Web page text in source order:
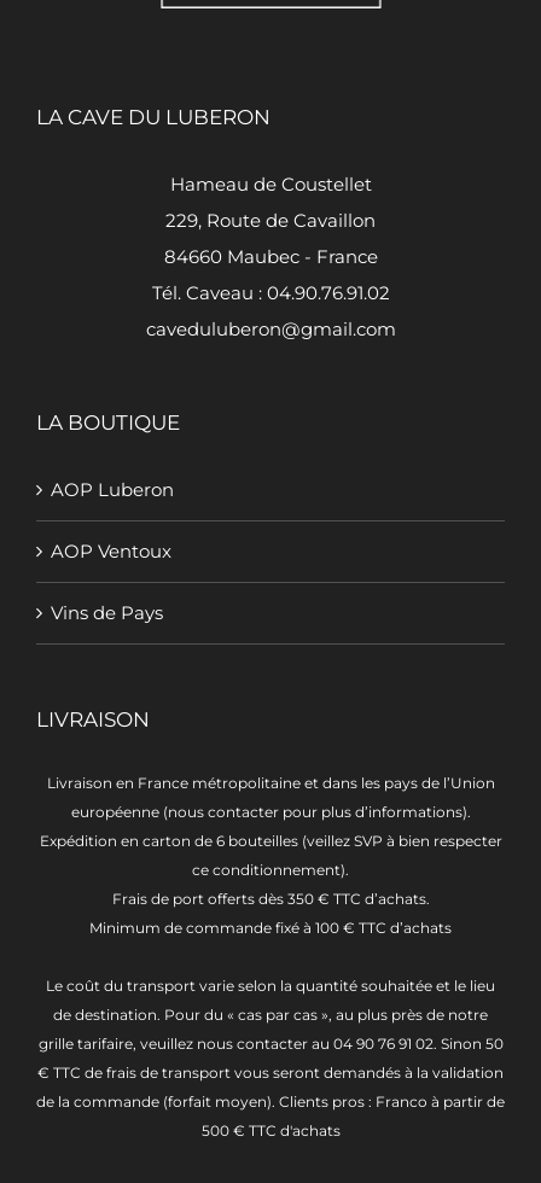
LA CAVE DU LUBERON
Hameau de Coustellet
229, Route de Cavaillon
84660 Maubec - France
Tél. Caveau : 04.90.76.91.02
caveduluberon@gmail.com
LA BOUTIQUE
AOP Luberon
AOP Ventoux
Vins de Pays
LIVRAISON
Livraison en France métropolitaine et dans les pays de l’Union
européenne (nous contacter pour plus d’informations).
Expédition en carton de 6 bouteilles (veillez SVP à bien respecter
ce conditionnement).
Frais de port offerts dès 350 € TTC d’achats.
Minimum de commande fixé à 100 € TTC d’achats
Le coût du transport varie selon la quantité souhaitée et le lieu
de destination. Pour du « cas par cas », au plus près de notre
grille tarifaire, veuillez nous contacter au 04 90 76 91 02. Sinon 50
€ TTC de frais de transport vous seront demandés à la validation
de la commande (forfait moyen). Clients pros : Franco à partir de
500 € TTC d'achats